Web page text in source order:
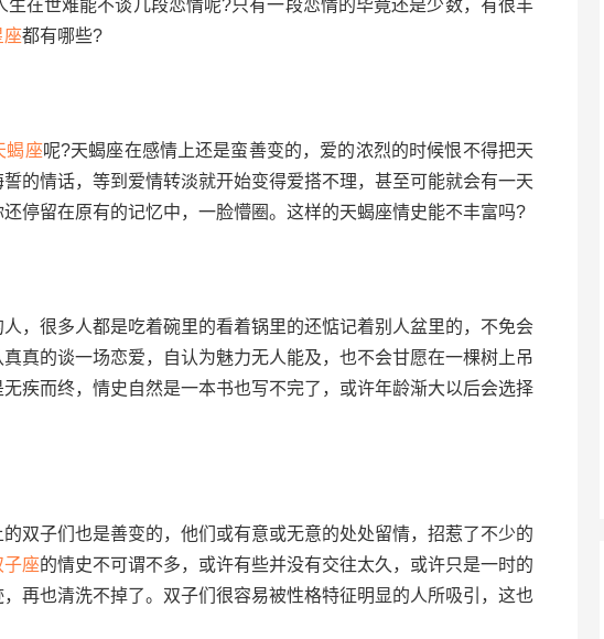
生在世难能不谈几段恋情呢?只有一段恋情的毕竟还是少数，有很丰
座都有哪些?
蝎座呢?天蝎座在感情上还是蛮善变的，爱的浓烈的时候恨不得把天
誓的情话，等到爱情转淡就开始变得爱搭不理，甚至可能就会有一天
停留在原有的记忆中，一脸懵圈。这样的天蝎座情史能不丰富吗?
，很多人都是吃着碗里的看着锅里的还惦记着别人盆里的，不免会
真的谈一场恋爱，自认为魅力无人能及，也不会甘愿在一棵树上吊
疾而终，情史自然是一本书也写不完了，或许年龄渐大以后会选择
子们也是善变的，他们或有意或无意的处处留情，招惹了不少的
子座的情史不可谓不多，或许有些并没有交往太久，或许只是一时的
再也清洗不掉了。双子们很容易被性格特征明显的人所吸引，这也